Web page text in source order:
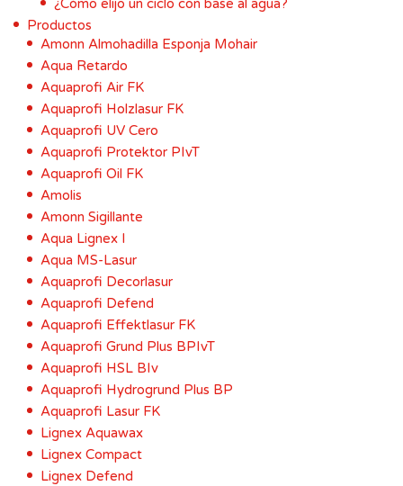
¿Cómo elijo un ciclo con base al agua?
Productos
Amonn Almohadilla Esponja Mohair
Aqua Retardo
Aquaprofi Air FK
Aquaprofi Holzlasur FK
Aquaprofi UV Cero
Aquaprofi Protektor PIvT
Aquaprofi Oil FK
Amolis
Amonn Sigillante
Aqua Lignex I
Aqua MS-Lasur
Aquaprofi Decorlasur
Aquaprofi Defend
Aquaprofi Effektlasur FK
Aquaprofi Grund Plus BPIvT
Aquaprofi HSL BIv
Aquaprofi Hydrogrund Plus BP
Aquaprofi Lasur FK
Lignex Aquawax
Lignex Compact
Lignex Defend